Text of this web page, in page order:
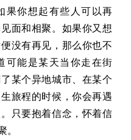
果你想起有些人可以再
面和相聚。如果你又想
没有再见，那么你也不
可能是某天当你走在街
某个异地城市、在某个
旅程的时候，你会再遇
只要抱着信念，怀着信
。